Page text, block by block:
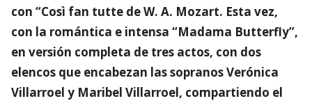
con “Così fan tutte de W. A. Mozart. Esta vez,
con la romántica e intensa “Madama Butterfly”,
en versión completa de tres actos, con dos
elencos que encabezan las sopranos Verónica
Villarroel y Maribel Villarroel, compartiendo el